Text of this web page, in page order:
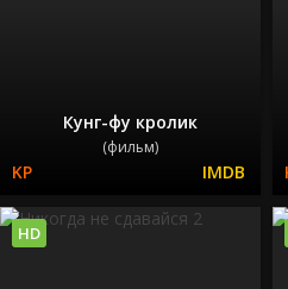
Кунг-фу кролик
(фильм)
HD